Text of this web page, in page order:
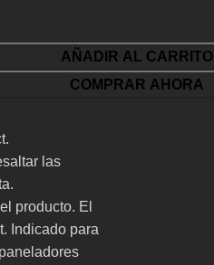
AÑADIR AL CARRITO
COMPRAR AHORA
las
producto. El
Indicado para